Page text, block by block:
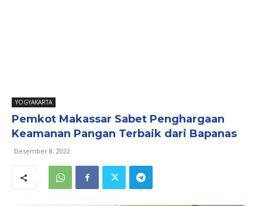
YOGYAKARTA
Pemkot Makassar Sabet Penghargaan
Keamanan Pangan Terbaik dari Bapanas
Desember 8, 2022